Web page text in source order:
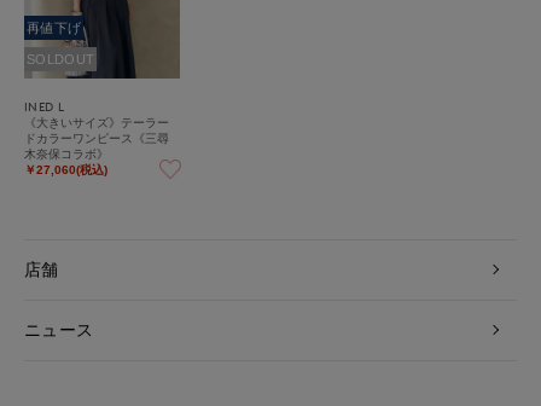
再値下げ
SOLDOUT
INED L
《大きいサイズ》テーラー
ドカラーワンピース《三尋
木奈保コラボ》
￥27,060(税込)
店舗
ニュース